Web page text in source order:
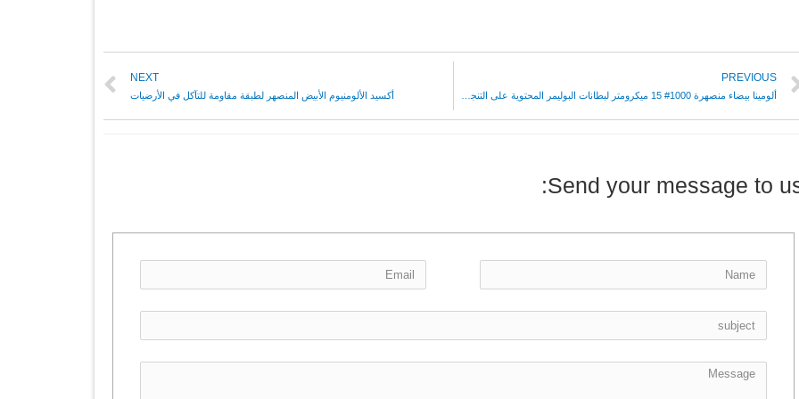
PREVIOUS
NEXT
أكسيد الألومنيوم الأبيض المنصهر لطبقة مقاومة للتآكل في الأرضيات
Send your message to